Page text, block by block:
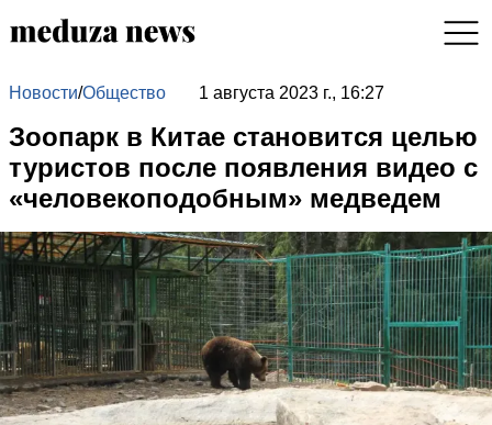
Новости/Общество 1 августа 2023 г., 16:27
Зоопарк в Китае становится целью
туристов после появления видео с
«человекоподобным» медведем